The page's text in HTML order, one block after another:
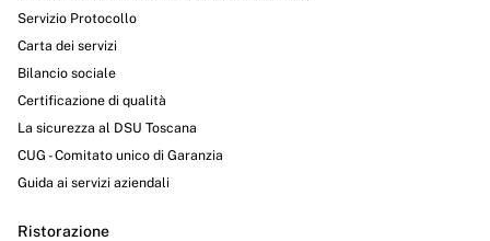
Servizio Protocollo
Carta dei servizi
Bilancio sociale
Certificazione di qualità
La sicurezza al DSU Toscana
CUG - Comitato unico di Garanzia
Guida ai servizi aziendali
Ristorazione